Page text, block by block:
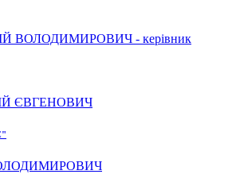
ВОЛОДИМИРОВИЧ - керівник
ЄВГЕНОВИЧ